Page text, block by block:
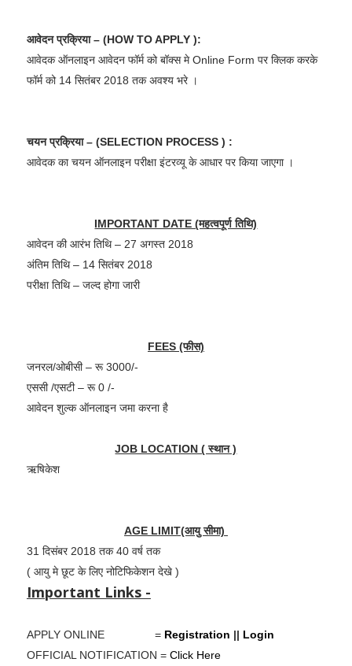
आवेदन प्रक्रिया – (HOW TO APPLY ):
आवेदक ऑनलाइन आवेदन फॉर्म को बॉक्स मे Online Form पर क्लिक करके
फॉर्म को 14 सितंबर 2018 तक अवश्य भरे ।
चयन प्रक्रिया – (SELECTION PROCESS ) :
आवेदक का चयन ऑनलाइन परीक्षा इंटरव्यू के आधार पर किया जाएगा ।
IMPORTANT DATE (महत्वपूर्ण तिथि)
आवेदन की आरंभ तिथि – 27 अगस्त 2018
अंतिम तिथि – 14 सितंबर 2018
परीक्षा तिथि – जल्द होगा जारी
FEES (फीस)
जनरल/ओबीसी – रू 3000/-
एससी /एसटी – रू 0 /-
आवेदन शुल्क ऑनलाइन जमा करना है
JOB LOCATION ( स्थान )
ऋषिकेश
AGE LIMIT(आयु सीमा)
31 दिसंबर 2018 तक 40 वर्ष तक
( आयु मे छूट के लिए नोटिफिकेशन देखे )
Important Links -
APPLY ONLINE = Registration || Login
OFFICIAL NOTIFICATION = Click Here